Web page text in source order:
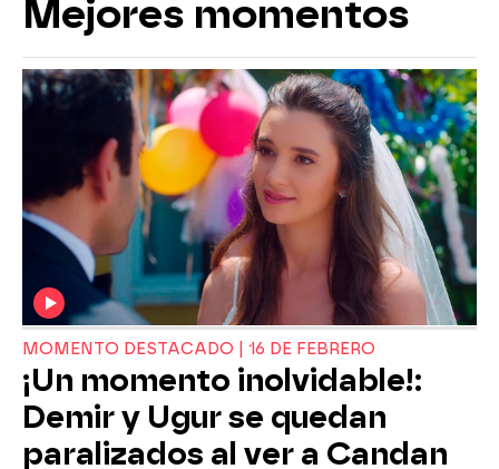
Mejores momentos
MOMENTO DESTACADO | 16 DE FEBRERO
¡Un momento inolvidable!:
Demir y Ugur se quedan
paralizados al ver a Candan